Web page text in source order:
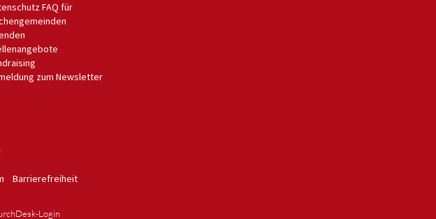
FAQ für
zum Newsletter
Barrierefreiheit
Login